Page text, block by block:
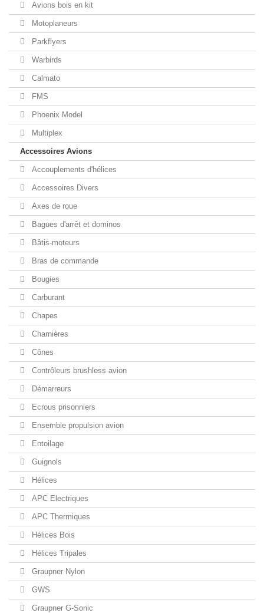
Avions bois en kit
Motoplaneurs
Parkflyers
Warbirds
Calmato
FMS
Phoenix Model
Multiplex
Accessoires Avions
Accouplements d'hélices
Accessoires Divers
Axes de roue
Bagues d'arrêt et dominos
Bâtis-moteurs
Bras de commande
Bougies
Carburant
Chapes
Charnières
Cônes
Contrôleurs brushless avion
Démarreurs
Ecrous prisonniers
Ensemble propulsion avion
Entoilage
Guignols
Hélices
APC Electriques
APC Thermiques
Hélices Bois
Hélices Tripales
Graupner Nylon
GWS
Graupner G-Sonic